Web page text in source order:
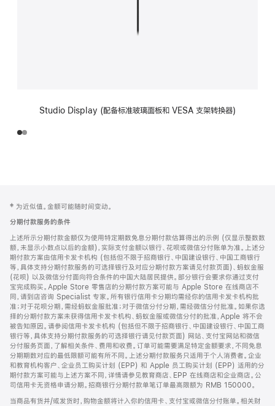
Studio Display (配备标准玻璃面板和 VESA 支架转换器)
页
页
脚
注
‡ 为近似值。金额可能随时间变动。
分期付款服务的条件
上述所示分期付款金额仅为使用特定期数免息分期付款估算得出的示例 (仅显示整数数
额，未显示小数点以后的金额)，实际支付金额以银行、花呗或微信分付账单为准。上述分
期付款方案由信用卡发卡机构 (包括但不限于招商银行、中国建设银行、中国工商银行
等，具体支持分期付款服务的可选择银行及对应分期付款方案请见付款页面)、蚂蚁金服
(花呗) 以及微信分付面向符合条件的中国大陆居民提供。部分银行会要求你通过支付
宝完成购买。Apple Store 零售店的分期付款方案可能与 Apple Store 在线商店不
同，请到店咨询 Specialist 专家。所有银行信用卡分期均需经你的信用卡发卡机构批
准；对于花呗分期，需经蚂蚁金服批准；对于微信分付分期，需经微信分付批准。如果你选
择的分期付款方案未获得信用卡发卡机构、蚂蚁金服或微信分付的批准，Apple 将不会
被告知原因。请参阅信用卡发卡机构 (包括但不限于招商银行、中国建设银行、中国工商
银行等，具体支持分期付款服务的可选择银行请见付款页面) 网站、支付宝网站和微信
分付服务页面，了解相关条件、费用和收费。订单可能需要满足特定金额要求，不同免息
分期期数对应的最低限额可能有所不同。上述分期付款服务只适用于个人消费者。企业
和教育机构客户、企业员工购买计划 (EPP) 和 Apple 员工购买计划 (EPP) 适用的分
期付款方案可能与上述方案不同，详情请参见教育商店、EPP 在线商店和企业商店。公
司信用卡无资格申请分期。招商银行分期付款单笔订单最高限额为 RMB 150000。
当商品有货并/或发货时，购物金额将计入你的信用卡、支付宝或微信分付账单。相关财